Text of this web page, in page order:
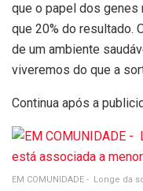
que o papel dos genes
que 20% do resultado.
de um ambiente
viveremos do que a
Continua após a
EM COMUNIDADE - Longe da